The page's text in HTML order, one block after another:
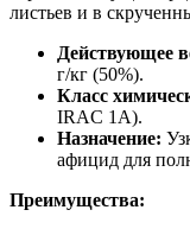
листьев и в
Действующее
г/кг (50%).
Класс
IRAC 1A).
Назначение:
афицид для
Преимущества: